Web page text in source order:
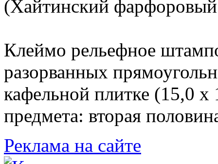
(Хайтинский фарфоровый
Клеймо рельефное
разорванных
кафельной плитке (15,0
предмета: вторая
Реклама на сайте